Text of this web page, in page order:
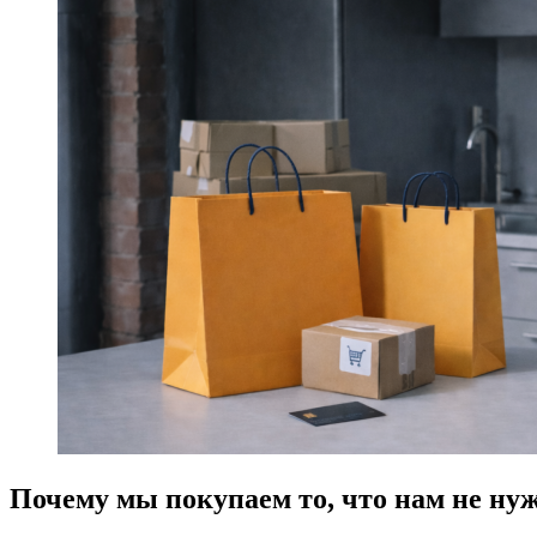
Почему мы покупаем то, что нам не